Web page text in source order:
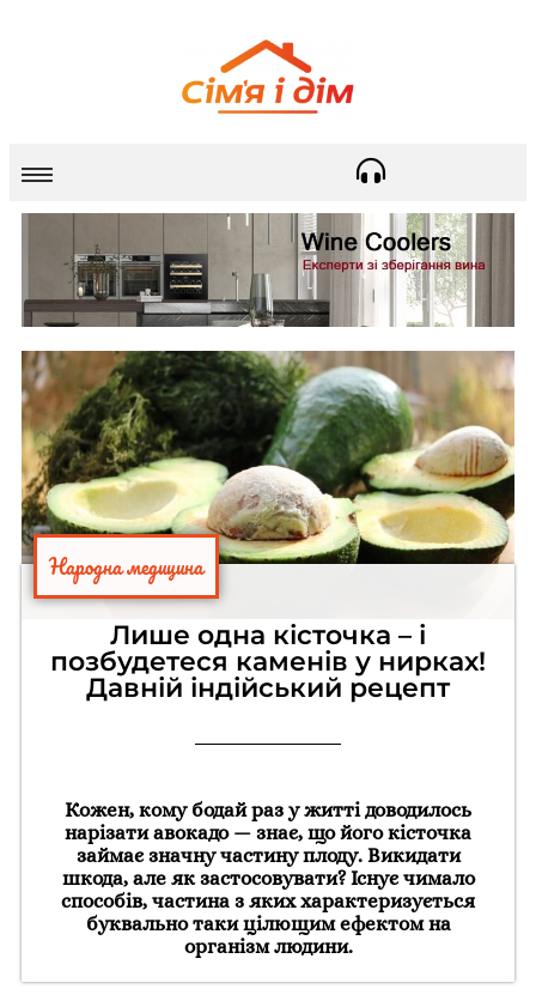
Народна медицина
Лише одна кісточка – і
позбудетеся каменів у нирках!
Давній індійський рецепт
Кожен, кому бодай раз у житті доводилось
нарізати авокадо — знає, що його кісточка
займає значну частину плоду. Викидати
шкода, але як застосовувати? Існує чимало
способів, частина з яких характеризується
буквально таки цілющим ефектом на
організм людини.